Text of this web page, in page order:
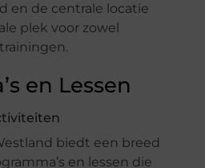
en de centrale locatie
plek voor zowel
en Lessen
biedt een breed
en lessen die